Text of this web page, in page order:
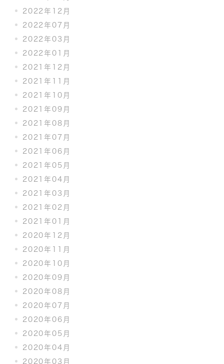
2022年12月
2022年07月
2022年03月
2022年01月
2021年12月
2021年11月
2021年10月
2021年09月
2021年08月
2021年07月
2021年06月
2021年05月
2021年04月
2021年03月
2021年02月
2021年01月
2020年12月
2020年11月
2020年10月
2020年09月
2020年08月
2020年07月
2020年06月
2020年05月
2020年04月
2020年03月